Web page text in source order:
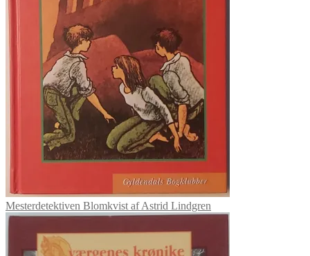
Mesterdetektiven Blomkvist af Astrid Lindgren